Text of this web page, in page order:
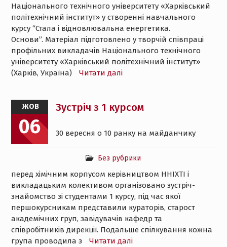
Національного технічного університету «Харківський
політехнічний інститут» у створенні навчального
курсу “Стала і відновлювальна енергетика.
Основи”. Матеріал підготовлено у творчій співпраці
профільних викладачів Національного технічного
університету «Харківський політехнічний інститут»
(Харків, Україна)
Читати далі
ЖОВ
06
Зустріч з 1 курсом
Без рубрики
30 вересня о 10 ранку на майданчику
перед хімічним корпусом керівництвом ННІХТІ і
викладацьким колективом організовано зустріч-
знайомство зі студентами 1 курсу, під час якої
першокурсникам представили кураторів, старост
академічних груп, завідувачів кафедр та
співробітників дирекції. Подальше спілкування кожна
група проводила з
Читати далі